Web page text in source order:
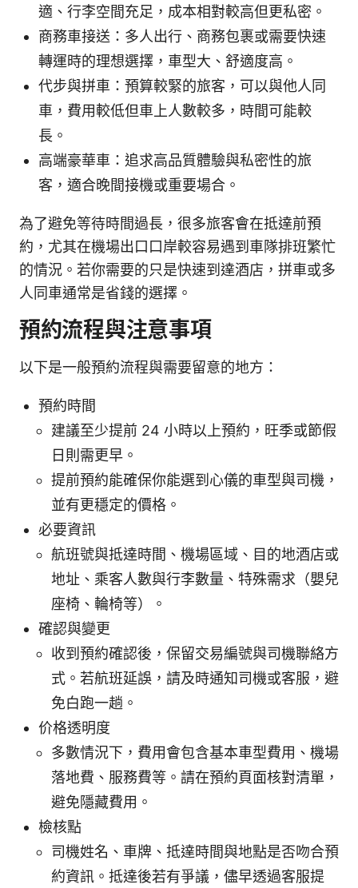
適、行李空間充足，成本相對較高但更私密。
商務車接送：多人出行、商務包裹或需要快速
轉運時的理想選擇，車型大、舒適度高。
代步與拼車：預算較緊的旅客，可以與他人同
車，費用較低但車上人數較多，時間可能較
長。
高端豪華車：追求高品質體驗與私密性的旅
客，適合晚間接機或重要場合。
為了避免等待時間過長，很多旅客會在抵達前預
約，尤其在機場出口口岸較容易遇到車隊排班繁忙
的情況。若你需要的只是快速到達酒店，拼車或多
人同車通常是省錢的選擇。
預約流程與注意事項
以下是一般預約流程與需要留意的地方：
預約時間
建議至少提前 24 小時以上預約，旺季或節假
日則需更早。
提前預約能確保你能選到心儀的車型與司機，
並有更穩定的價格。
必要資訊
航班號與抵達時間、機場區域、目的地酒店或
地址、乘客人數與行李數量、特殊需求（嬰兒
座椅、輪椅等）。
確認與變更
收到預約確認後，保留交易編號與司機聯絡方
式。若航班延誤，請及時通知司機或客服，避
免白跑一趟。
价格透明度
多數情況下，費用會包含基本車型費用、機場
落地費、服務費等。請在預約頁面核對清單，
避免隱藏費用。
檢核點
司機姓名、車牌、抵達時間與地點是否吻合預
約資訊。抵達後若有爭議，儘早透過客服提